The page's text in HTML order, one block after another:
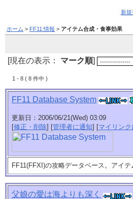
新
ホーム > FF11:情報 > アイテム合成・食事効果
[現在の表示： マーク順]
1 - 8 ( 8 件中 )
FF11 Database System
更新日：2006/06/21(Wed) 03:09
[修正・削除] [管理者に通知] [マイリンク
FF11(FFXI)の攻略データベース。アイ
父娘の愛は海よりも深く